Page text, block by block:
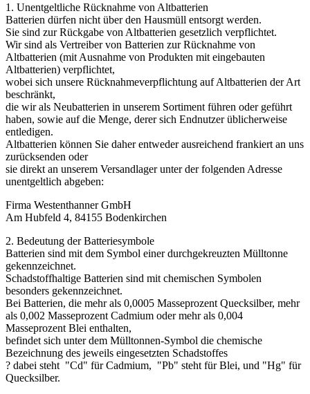
1. Unentgeltliche Rücknahme von Altbatterien
Batterien dürfen nicht über den Hausmüll entsorgt werden.
Sie sind zur Rückgabe von Altbatterien gesetzlich verpflichtet.
Wir sind als Vertreiber von Batterien zur Rücknahme von
Altbatterien (mit Ausnahme von Produkten mit eingebauten
Altbatterien) verpflichtet,
wobei sich unsere Rücknahmeverpflichtung auf Altbatterien der Art
beschränkt,
die wir als Neubatterien in unserem Sortiment führen oder geführt
haben, sowie auf die Menge, derer sich Endnutzer üblicherweise
entledigen.
Altbatterien können Sie daher entweder ausreichend frankiert an uns
zurücksenden oder
sie direkt an unserem Versandlager unter der folgenden Adresse
unentgeltlich abgeben:
Firma Westenthanner GmbH
Am Hubfeld 4, 84155 Bodenkirchen
2. Bedeutung der Batteriesymbole
Batterien sind mit dem Symbol einer durchgekreuzten Mülltonne
gekennzeichnet.
Schadstoffhaltige Batterien sind mit chemischen Symbolen
besonders gekennzeichnet.
Bei Batterien, die mehr als 0,0005 Masseprozent Quecksilber, mehr
als 0,002 Masseprozent Cadmium oder mehr als 0,004
Masseprozent Blei enthalten,
befindet sich unter dem Mülltonnen-Symbol die chemische
Bezeichnung des jeweils eingesetzten Schadstoffes
? dabei steht "Cd" für Cadmium, "Pb" steht für Blei, und "Hg" für
Quecksilber.